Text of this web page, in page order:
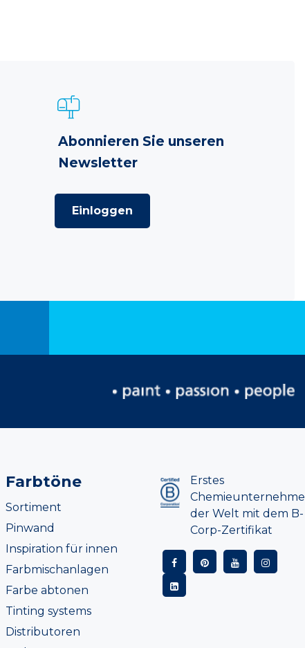
Abonnieren Sie unseren
Newsletter
Einloggen
Farbtöne
Sortiment
Pinwand
Inspiration für innen
Farbmischanlagen
Farbe abtonen
Tinting systems
Distributoren
Erstes
der Welt mit dem B-
Corp-Zertifikat